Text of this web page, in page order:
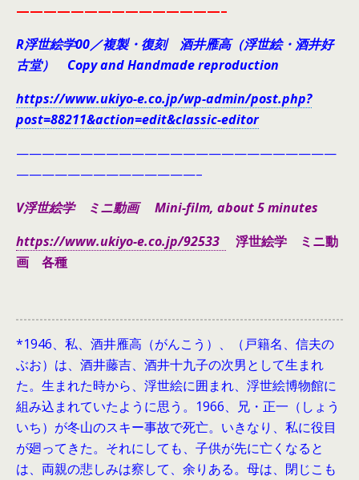
———————————————–
R浮世絵学00／複製・復刻 酒井雁高（浮世絵・酒井好
古堂） Copy and Handmade reproduction
https://www.ukiyo-e.co.jp/wp-admin/post.php?
post=88211&action=edit&classic-editor
—————————————————————————
——————————————–
V浮世絵学 ミニ動画 Mini-film, about 5 minutes
https://www.ukiyo-e.co.jp/92533
浮世絵学 ミニ動
画 各種
*1946、 私、酒井雁高（がんこう）、（戸籍名、信夫の
ぶお）は、酒井藤吉、酒井十九子の次男として生まれ
た。生まれた時から、浮世絵に囲まれ、浮世絵博物館に
組み込まれていたように思う。1966、兄・正一（しょう
いち）が冬山のスキー事故で死亡。いきなり、私に役目
が廻ってきた。それにしても、子供が先に亡くなると
は、両親の悲しみは察して、余りある。母は、閉じこも